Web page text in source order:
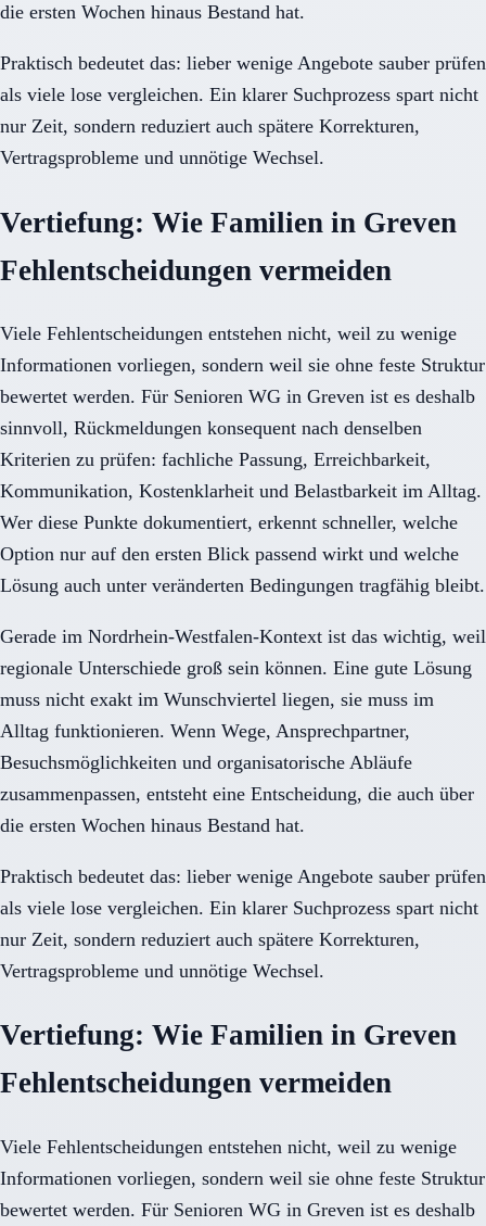
die ersten Wochen hinaus Bestand hat.
Praktisch bedeutet das: lieber wenige Angebote sauber prüfen
als viele lose vergleichen. Ein klarer Suchprozess spart nicht
nur Zeit, sondern reduziert auch spätere Korrekturen,
Vertragsprobleme und unnötige Wechsel.
Vertiefung: Wie Familien in Greven
Fehlentscheidungen vermeiden
Viele Fehlentscheidungen entstehen nicht, weil zu wenige
Informationen vorliegen, sondern weil sie ohne feste Struktur
bewertet werden. Für Senioren WG in Greven ist es deshalb
sinnvoll, Rückmeldungen konsequent nach denselben
Kriterien zu prüfen: fachliche Passung, Erreichbarkeit,
Kommunikation, Kostenklarheit und Belastbarkeit im Alltag.
Wer diese Punkte dokumentiert, erkennt schneller, welche
Option nur auf den ersten Blick passend wirkt und welche
Lösung auch unter veränderten Bedingungen tragfähig bleibt.
Gerade im Nordrhein-Westfalen-Kontext ist das wichtig, weil
regionale Unterschiede groß sein können. Eine gute Lösung
muss nicht exakt im Wunschviertel liegen, sie muss im
Alltag funktionieren. Wenn Wege, Ansprechpartner,
Besuchsmöglichkeiten und organisatorische Abläufe
zusammenpassen, entsteht eine Entscheidung, die auch über
die ersten Wochen hinaus Bestand hat.
Praktisch bedeutet das: lieber wenige Angebote sauber prüfen
als viele lose vergleichen. Ein klarer Suchprozess spart nicht
nur Zeit, sondern reduziert auch spätere Korrekturen,
Vertragsprobleme und unnötige Wechsel.
Vertiefung: Wie Familien in Greven
Fehlentscheidungen vermeiden
Viele Fehlentscheidungen entstehen nicht, weil zu wenige
Informationen vorliegen, sondern weil sie ohne feste Struktur
bewertet werden. Für Senioren WG in Greven ist es deshalb